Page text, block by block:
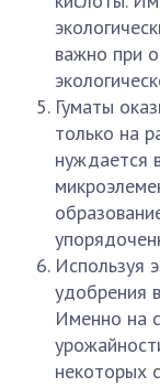
важно при
Гуматы
только на
нуждается
Используя
удобрения
Именно на
некоторых